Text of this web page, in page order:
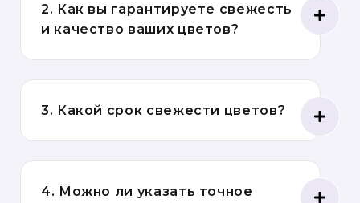
2. Как вы гарантируете свежесть
и качество ваших цветов?
3. Какой срок свежести цветов?
4. Можно ли указать точное